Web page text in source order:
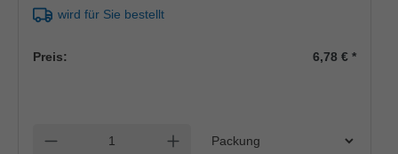
wird für Sie bestellt
Preis: 6,78 €*
Anzahl verringern Anzahl erhöhen